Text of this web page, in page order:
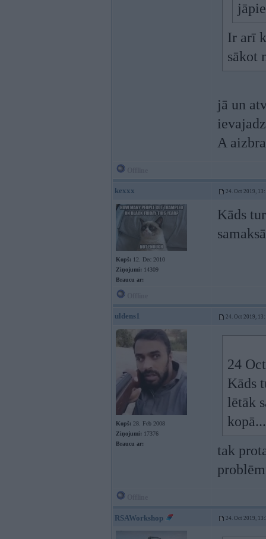
Ir arī
sākot
jā un
A
kexxx 24. Oct 2019,
Kopš: 12. Dec 2010
Ziņojumi: 14309
Braucu ar:
Kāds
uldens1 24. Oct 2019,
Kopš: 28. Feb 2008
Ziņojumi: 17376
Braucu ar:
24
Kāds
lētāk
kopā...
tak
RSAWorkshop 24. Oct 2019,